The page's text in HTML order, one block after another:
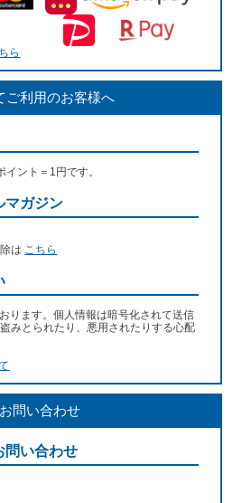
ら
ご利用のお客様へ
ント＝1円です。
マガジン
は こちら
ります。個人情報は暗号化されて送信
みとられたり、悪用されたりする心配
お問い合わせ
問い合わせ